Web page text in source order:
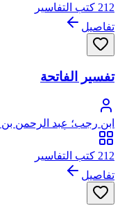
212 كتب التفاسير
تفاصيل
تفسير الفاتحة
ابن رجب؛ عبد الرحمن
الدمشقي، أبو الفرج، زين
212 كتب التفاسير
تفاصيل